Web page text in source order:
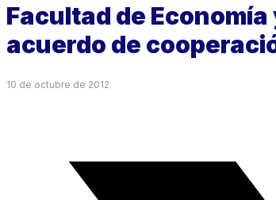
Facultad de
acuerdo de
10 de octubre de 2012